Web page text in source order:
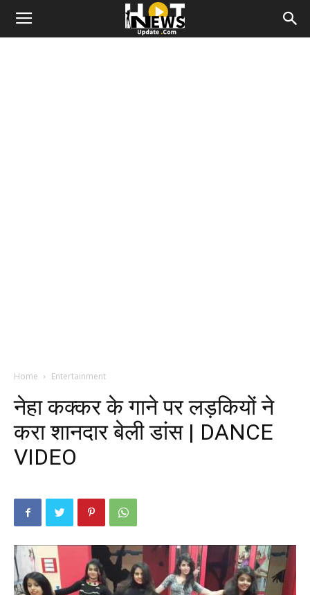
Home Entertainment
नेहा कक्कर के गाने पर लड़कियों ने
करा शानदार बेली डांस | DANCE
VIDEO